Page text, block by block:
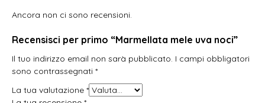
Ancora non ci sono recensioni.
Recensisci per primo “Marmellata mele uva noci”
Il tuo indirizzo email non sarà pubblicato. I campi obbligatori
sono contrassegnati *
La tua valutazione *